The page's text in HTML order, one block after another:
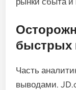
быстрых
Часть
выводами.